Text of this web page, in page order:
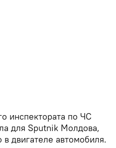
инспектората по ЧС
для Sputnik Молдова,
в двигателе автомобиля.